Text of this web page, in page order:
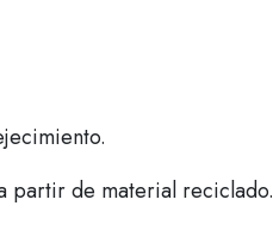
partir de material reciclado.